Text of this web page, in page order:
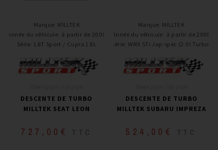
Marque: MILLTEK
Année du véhicule: à partir de 2000
Série: 1.8T Sport / Cupra 1.8L
DESCENTE DE TURBO
MILLTEK SEAT LEON
727,00 € TTC
Marque: MILLTEK
Année du véhicule: à partir de 2008
Série:WRX STi Jap-spec (2.0l Turbo)
DESCENTE DE TURBO
MILLTEK SUBARU IMPREZA
524,00 € TTC